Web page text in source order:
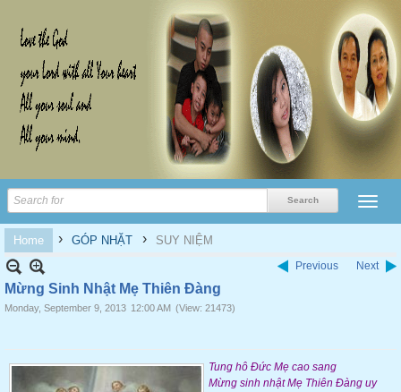
Home › GÓP NHẶT › SUY NIỆM
Previous Next
Mừng Sinh Nhật Mẹ Thiên Đàng
Monday, September 9, 2013 12:00 AM (View: 21473)
Tung hô Đức Mẹ cao sang
Mừng sinh nhật Mẹ Thiên Đàng uy